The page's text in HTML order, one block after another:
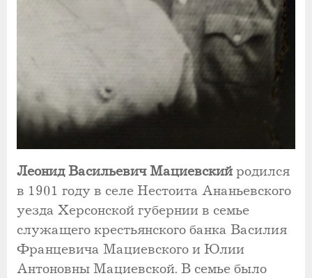
Леонид Васильевич Мациевский родился
в 1901 году в селе Нестоита Ананьевского
уезда Херсонской губернии в семье
служащего крестьянского банка Василия
Францевича Мациевского и Юлии
Антоновны Мациевской. В семье было